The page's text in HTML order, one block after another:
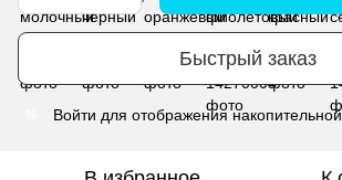
Быстрый заказ
Войти для отображения накопительной